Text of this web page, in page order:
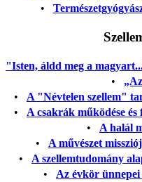
•
"Isten, áldd meg a
•
• A "Névtelen szellem"
• A csakrák működése és
• A halál
• A művészet
• A szellemtudomány
• Az évkör ünnepei